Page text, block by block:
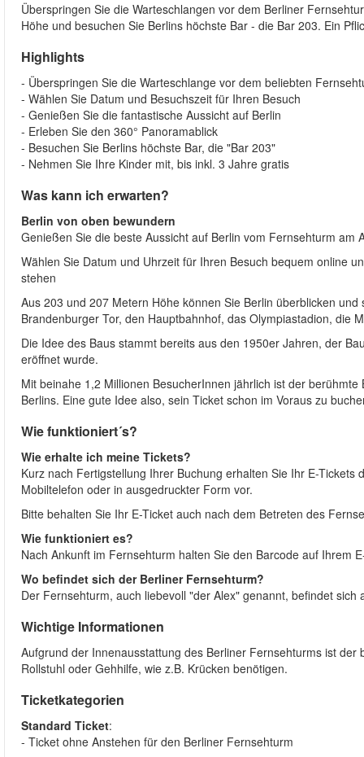
Überspringen Sie die Warteschlangen vor dem Berliner
Höhe und besuchen Sie Berlins höchste Bar - die Bar 203. Ein
Highlights
- Überspringen Sie die Warteschlange vor dem beliebten
- Wählen Sie Datum und Besuchszeit für Ihren Besuch
- Genießen Sie die fantastische Aussicht auf Berlin
- Erleben Sie den 360° Panoramablick
- Besuchen Sie Berlins höchste Bar, die "Bar 203"
- Nehmen Sie Ihre Kinder mit, bis inkl. 3 Jahre gratis
Was kann ich erwarten?
Berlin von oben bewundern
Genießen Sie die beste Aussicht auf Berlin vom Fernsehturm am
Wählen Sie Datum und Uhrzeit für Ihren Besuch bequem online
stehen
Aus 203 und 207 Metern Höhe können Sie Berlin überblicken
Brandenburger Tor, den Hauptbahnhof, das Olympiastadion, die
Die Idee des Baus stammt bereits aus den 1950er Jahren, der
eröffnet wurde.
Mit beinahe 1,2 Millionen BesucherInnen jährlich ist der
Berlins. Eine gute Idee also, sein Ticket schon im Voraus zu
Wie funktioniert´s?
Wie erhalte ich meine Tickets?
Kurz nach Fertigstellung Ihrer Buchung erhalten Sie Ihr E-
Mobiltelefon oder in ausgedruckter Form vor.
Bitte behalten Sie Ihr E-Ticket auch nach dem Betreten des
Wie funktioniert es?
Nach Ankunft im Fernsehturm halten Sie den Barcode auf Ihrem
Wo befindet sich der Berliner Fernsehturm?
Der Fernsehturm, auch liebevoll "der Alex" genannt, befindet
Wichtige Informationen
Aufgrund der Innenausstattung des Berliner Fernsehturms ist
Rollstuhl oder Gehhilfe, wie z.B. Krücken benötigen.
Ticketkategorien
Standard Ticket:
- Ticket ohne Anstehen für den Berliner Fernsehturm